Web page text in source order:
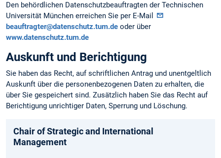
Den behördlichen Datenschutzbeauftragten der Technischen
Universität München erreichen Sie per E-Mail
beauftragter@datenschutz.tum.de oder über
www.datenschutz.tum.de
Auskunft und Berichtigung
Sie haben das Recht, auf schriftlichen Antrag und unentgeltlich
Auskunft über die personen­bezogenen Daten zu erhalten, die
über Sie gespeichert sind. Zusätzlich haben Sie das Recht auf
Berichtigung unrichtiger Daten, Sperrung und Löschung.
Chair of Strategic and International
Management